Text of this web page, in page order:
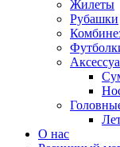
Жилеты
Рубашки
О нас